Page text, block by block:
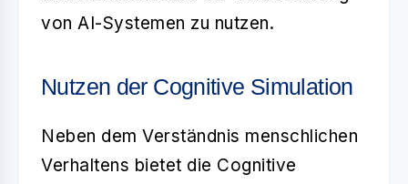
von AI-Systemen zu nutzen.
Nutzen der Cognitive Simulation
Neben dem Verständnis menschlichen
Verhaltens bietet die Cognitive